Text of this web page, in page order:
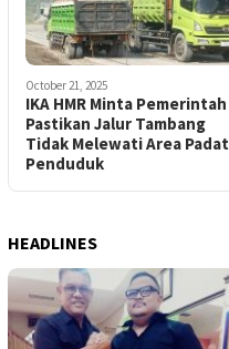
October 21, 2025
IKA HMR Minta Pemerintah
Pastikan Jalur Tambang
Tidak Melewati Area Padat
Penduduk
HEADLINES